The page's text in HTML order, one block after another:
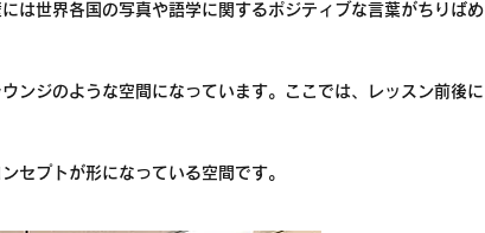
は世界各国の写真や語学に関するポジティブな言葉がちりばめ
ンジのような空間になっています。ここでは、レッスン前後に
セプトが形になっている空間です。